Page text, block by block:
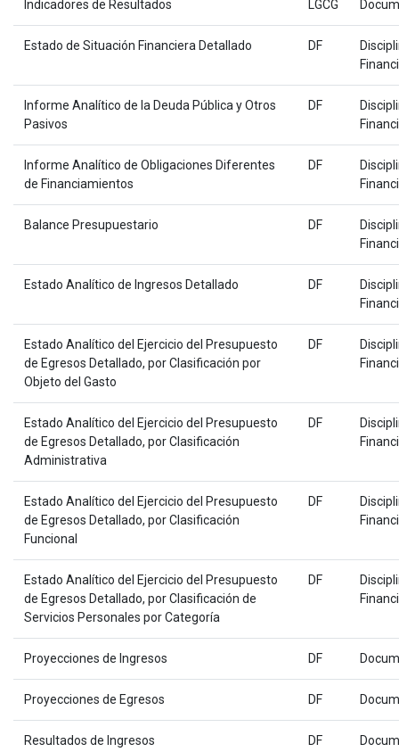
Indicadores de Resultados LGCG
Estado de Situación Financiera Detallado DF
Informe Analítico de la Deuda Pública y Otros
Pasivos
DF
Informe Analítico de Obligaciones Diferentes
de Financiamientos
DF
Balance Presupuestario DF
Estado Analítico de Ingresos Detallado DF
Estado Analítico del Ejercicio del Presupuesto
de Egresos Detallado, por Clasificación por
Objeto del Gasto
DF
Estado Analítico del Ejercicio del Presupuesto
de Egresos Detallado, por Clasificación
Administrativa
DF
Estado Analítico del Ejercicio del Presupuesto
de Egresos Detallado, por Clasificación
Funcional
DF
Estado Analítico del Ejercicio del Presupuesto
de Egresos Detallado, por Clasificación de
Servicios Personales por Categoría
DF
Proyecciones de Ingresos DF
Proyecciones de Egresos DF
Resultados de Ingresos DF